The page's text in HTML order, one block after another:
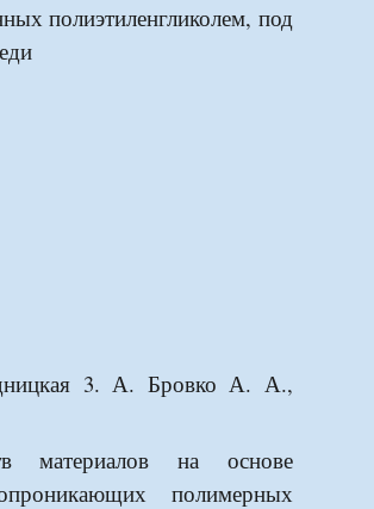
полиэтиленгликолем, под
3. А. Бровко А. А.,
материалов на основе
полимерных